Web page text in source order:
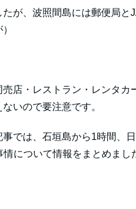
たが、波照間島には郵便局
店・レストラン・レンタカ
いので要注意です。
では、石垣島から1時間、
について情報をまとめまし